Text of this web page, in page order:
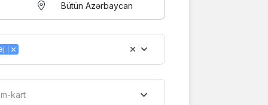
Bütün Azərbaycan
kart